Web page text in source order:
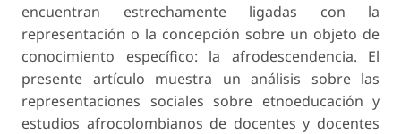
encuentran estrechamente ligadas con la
representación o la concepción sobre un objeto de
conocimiento específico: la afrodescendencia. El
presente artículo muestra un análisis sobre las
representaciones sociales sobre etnoeducación y
estudios afrocolombianos de docentes y docentes